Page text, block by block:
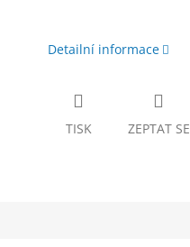
Detailní informace
TISK ZEPTAT SE